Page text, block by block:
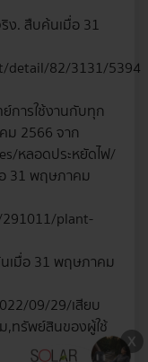
ง. สืบค้นเมื่อ 31
detail/82/3131/5394
การใช้งานกับทุก
ม 2566 จาก
หลอดประหยัดไฟ/
31 พฤษภาคม
plant-
เมื่อ 31 พฤษภาคม
09/29/เสียบ
,ทรัพย์สินของผู้ใช้